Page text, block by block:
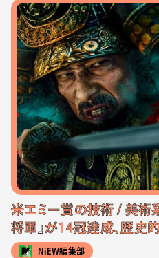
米エミー賞の技術 / 美術
将軍』が14冠達成、歴史
NiEW編集部